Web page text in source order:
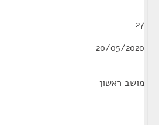
27
20/05/2020
מושב ראשון